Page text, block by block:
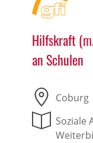
Hilfskraft
an Schulen
Coburg
Soziale